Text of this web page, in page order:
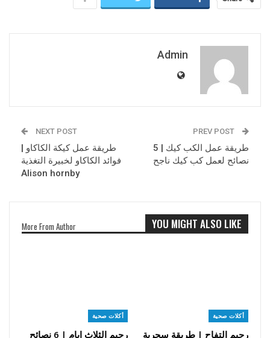
Admin
طريقة عمل الكب كيك | 5
نصائح لعمل كب كيك ناجح
NEXT POST
طريقة عمل كيكة الكاكاو |
فوائد الكاكاو لخبيرة التغذية
Alison hornby
YOU MIGHT ALSO LIKE
More From Author
أكلات صحية
رجيم التفاح | طريقة سحرية
أكلات صحية
رجيم الثلاث ايام | 6 نصائح